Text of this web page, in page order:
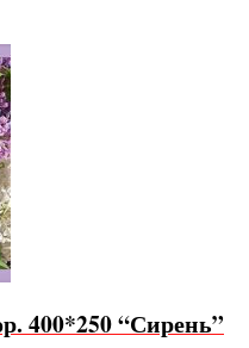
400*250 “Сирень”